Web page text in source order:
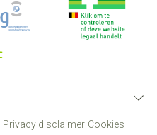
Privacy disclaimer Cookies